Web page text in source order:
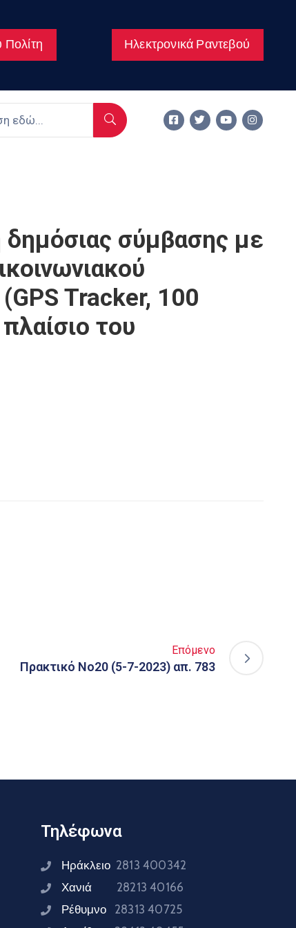
Ηλεκτρονικά Ραντεβού
σύμβασης με
Tracker, 100
του
Επόμενο
Πρακτικό Νο20 (5-7-2023) απ. 783
Τηλέφωνα
Ηράκλειο 2813 400342
Χανιά 28213 40166
Ρέθυμνο 28313 40725